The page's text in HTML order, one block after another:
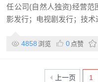
任公司(自然人独资)经营范
影发行；电视剧发行；技术
4858 浏览 0 点赞
上一页 1